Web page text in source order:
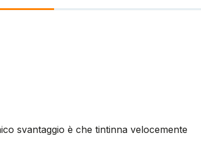
svantaggio è che tintinna velocemente